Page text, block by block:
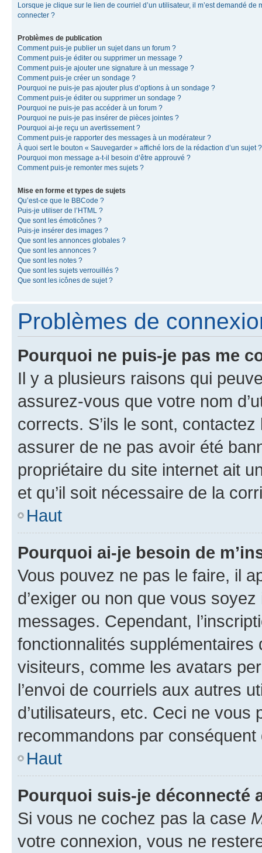
Lorsque je clique sur le lien de courriel d’un utilisateur, il m’est demandé de
connecter ?
Problèmes de publication
Comment puis-je publier un sujet dans un forum ?
Comment puis-je éditer ou supprimer un message ?
Comment puis-je ajouter une signature à un message ?
Comment puis-je créer un sondage ?
Pourquoi ne puis-je pas ajouter plus d’options à un sondage ?
Comment puis-je éditer ou supprimer un sondage ?
Pourquoi ne puis-je pas accéder à un forum ?
Pourquoi ne puis-je pas insérer de pièces jointes ?
Pourquoi ai-je reçu un avertissement ?
Comment puis-je rapporter des messages à un modérateur ?
À quoi sert le bouton « Sauvegarder » affiché lors de la rédaction d’un sujet ?
Pourquoi mon message a-t-il besoin d’être approuvé ?
Comment puis-je remonter mes sujets ?
Mise en forme et types de sujets
Qu’est-ce que le BBCode ?
Puis-je utiliser de l’HTML ?
Que sont les émoticônes ?
Puis-je insérer des images ?
Que sont les annonces globales ?
Que sont les annonces ?
Que sont les notes ?
Que sont les sujets verrouillés ?
Que sont les icônes de sujet ?
Problèmes de
Pourquoi ne puis-je pas me
Il y a plusieurs raisons qui
assurez-vous que votre nom
corrects. S’ils le sont,
assurer de ne pas avoir été
propriétaire du site internet ait
et qu’il soit nécessaire de la
Haut
Pourquoi ai-je besoin de
Vous pouvez ne pas le faire, il
d’exiger ou non que vous
messages. Cependant,
fonctionnalités
visiteurs, comme les avatars
l’envoi de courriels aux autres
d’utilisateurs, etc. Ceci ne vous
recommandons par conséquent
Haut
Pourquoi suis-je déconnecté
Si vous ne cochez pas la case
votre connexion, vous ne